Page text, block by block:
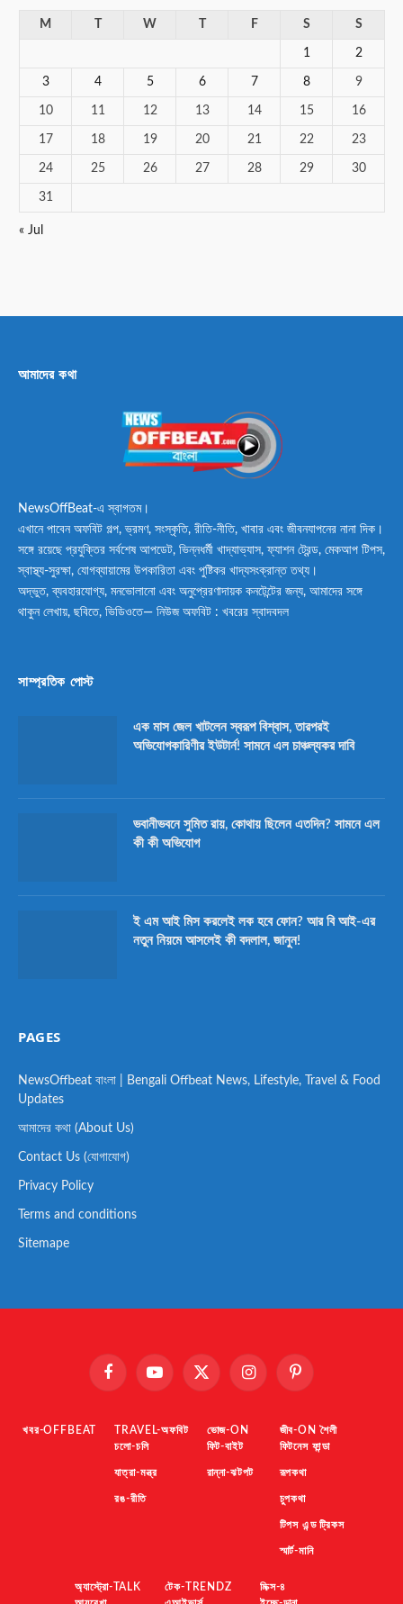
M T W T F S S
1 2
3 4 5 6 7 8 9
10 11 12 13 14 15 16
17 18 19 20 21 22 23
24 25 26 27 28 29 30
31
« Jul
আমাদের কথা
NewsOffBeat-এ স্বাগতম।
এখানে পাবেন অফবিট গল্প, ভ্রমণ, সংস্কৃতি, রীতি-নীতি, খাবার এবং জীবনযাপনের নানা দিক।
সঙ্গে রয়েছে প্রযুক্তির সর্বশেষ আপডেট, ভিন্নধর্মী খাদ্যাভ্যাস, ফ্যাশন ট্রেন্ড, মেকআপ টিপস,
স্বাস্থ্য-সুরক্ষা, যোগব্যায়ামের উপকারিতা এবং পুষ্টিকর খাদ্যসংক্রান্ত তথ্য।
অদ্ভুত, ব্যবহারযোগ্য, মনভোলানো এবং অনুপ্রেরণাদায়ক কনটেন্টের জন্য, আমাদের সঙ্গে
থাকুন লেখায়, ছবিতে, ভিডিওতে— নিউজ অফবিট : খবরের স্বাদবদল
সাম্প্রতিক পোস্ট
এক মাস জেল খাটলেন স্বরূপ বিশ্বাস, তারপরই
অভিযোগকারিণীর ইউটার্ন! সামনে এল চাঞ্চল্যকর দাবি
ভবানীভবনে সুমিত রায়, কোথায় ছিলেন এতদিন? সামনে এল
কী কী অভিযোগ
ই এম আই মিস করলেই লক হবে ফোন? আর বি আই-এর
নতুন নিয়মে আসলেই কী বদলাল, জানুন!
PAGES
NewsOffbeat বাংলা | Bengali Offbeat News, Lifestyle, Travel & Food
Updates
আমাদের কথা (About Us)
Contact Us (যোগাযোগ)
Privacy Policy
Terms and conditions
Sitemape
FacebookYouTube X
InstagramPinterest
খবর-OFFBEAT
TRAVEL-অফবিট
চলো-চলি
যাত্রা-মন্ত্র
রঙ-রীতি
ভোজ-ON
ফিট-বাইট
রান্না-ঝটপট
জীব-ON শৈলী
ফিটনেস ফান্ডা
রূপকথা
চুপকথা
টিপস এন্ড ট্রিকস
স্মার্ট-মানি
অ্যাস্ট্রো-TALK
টেক-TRENDZ
মিক্স-৪